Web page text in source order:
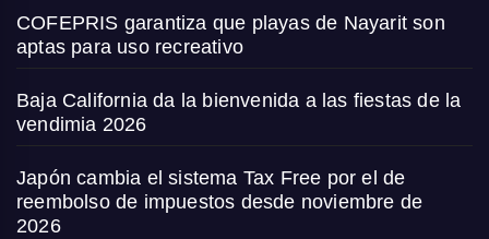
COFEPRIS garantiza que playas de Nayarit son
aptas para uso recreativo
Baja California da la bienvenida a las fiestas de la
vendimia 2026
Japón cambia el sistema Tax Free por el de
reembolso de impuestos desde noviembre de
2026